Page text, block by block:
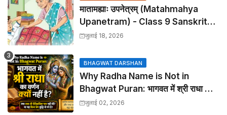
मातामह्याः उपनेत्रम् (Matahmahya
Upanetram) - Class 9 Sanskrit
Chapter 2 Translation &
जुलाई 18, 2026
BHAGWAT DARSHAN
Why Radha Name is Not in
Bhagwat Puran: भागवत में श्री राधा का
वर्णन क्यों नहीं है?
जुलाई 02, 2026